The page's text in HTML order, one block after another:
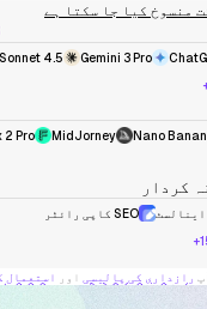
منسوخ کیا جا سکتا ہے
Gemini 3 Pro
4.5
Nano
MidJorney
2 Pro
کردار
اینالسٹ
SEO کاپی رائٹر
رازداری کی پالیسی اور استعمال